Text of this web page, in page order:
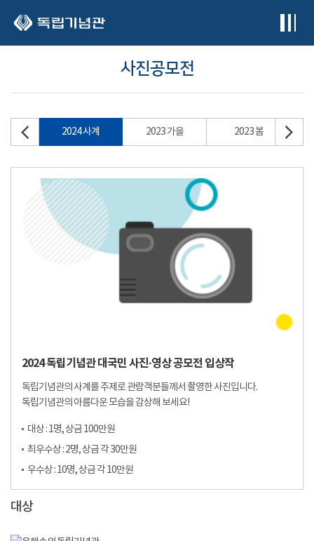
사진공모전
2024 사계 2023 가을 2023 봄
2024 독립기념관 대국민 사진·영상 공모전 입상작
독립기념관의 사계를 주제로 관람객분들께서 촬영한 사진입니다.
독립기념관의 아름다운 모습을 감상해 보세요!
대상 : 1명, 상금 100만원
최우수상 : 2명, 상금 각 30만원
우수상 : 10명, 상금 각 10만원
대상